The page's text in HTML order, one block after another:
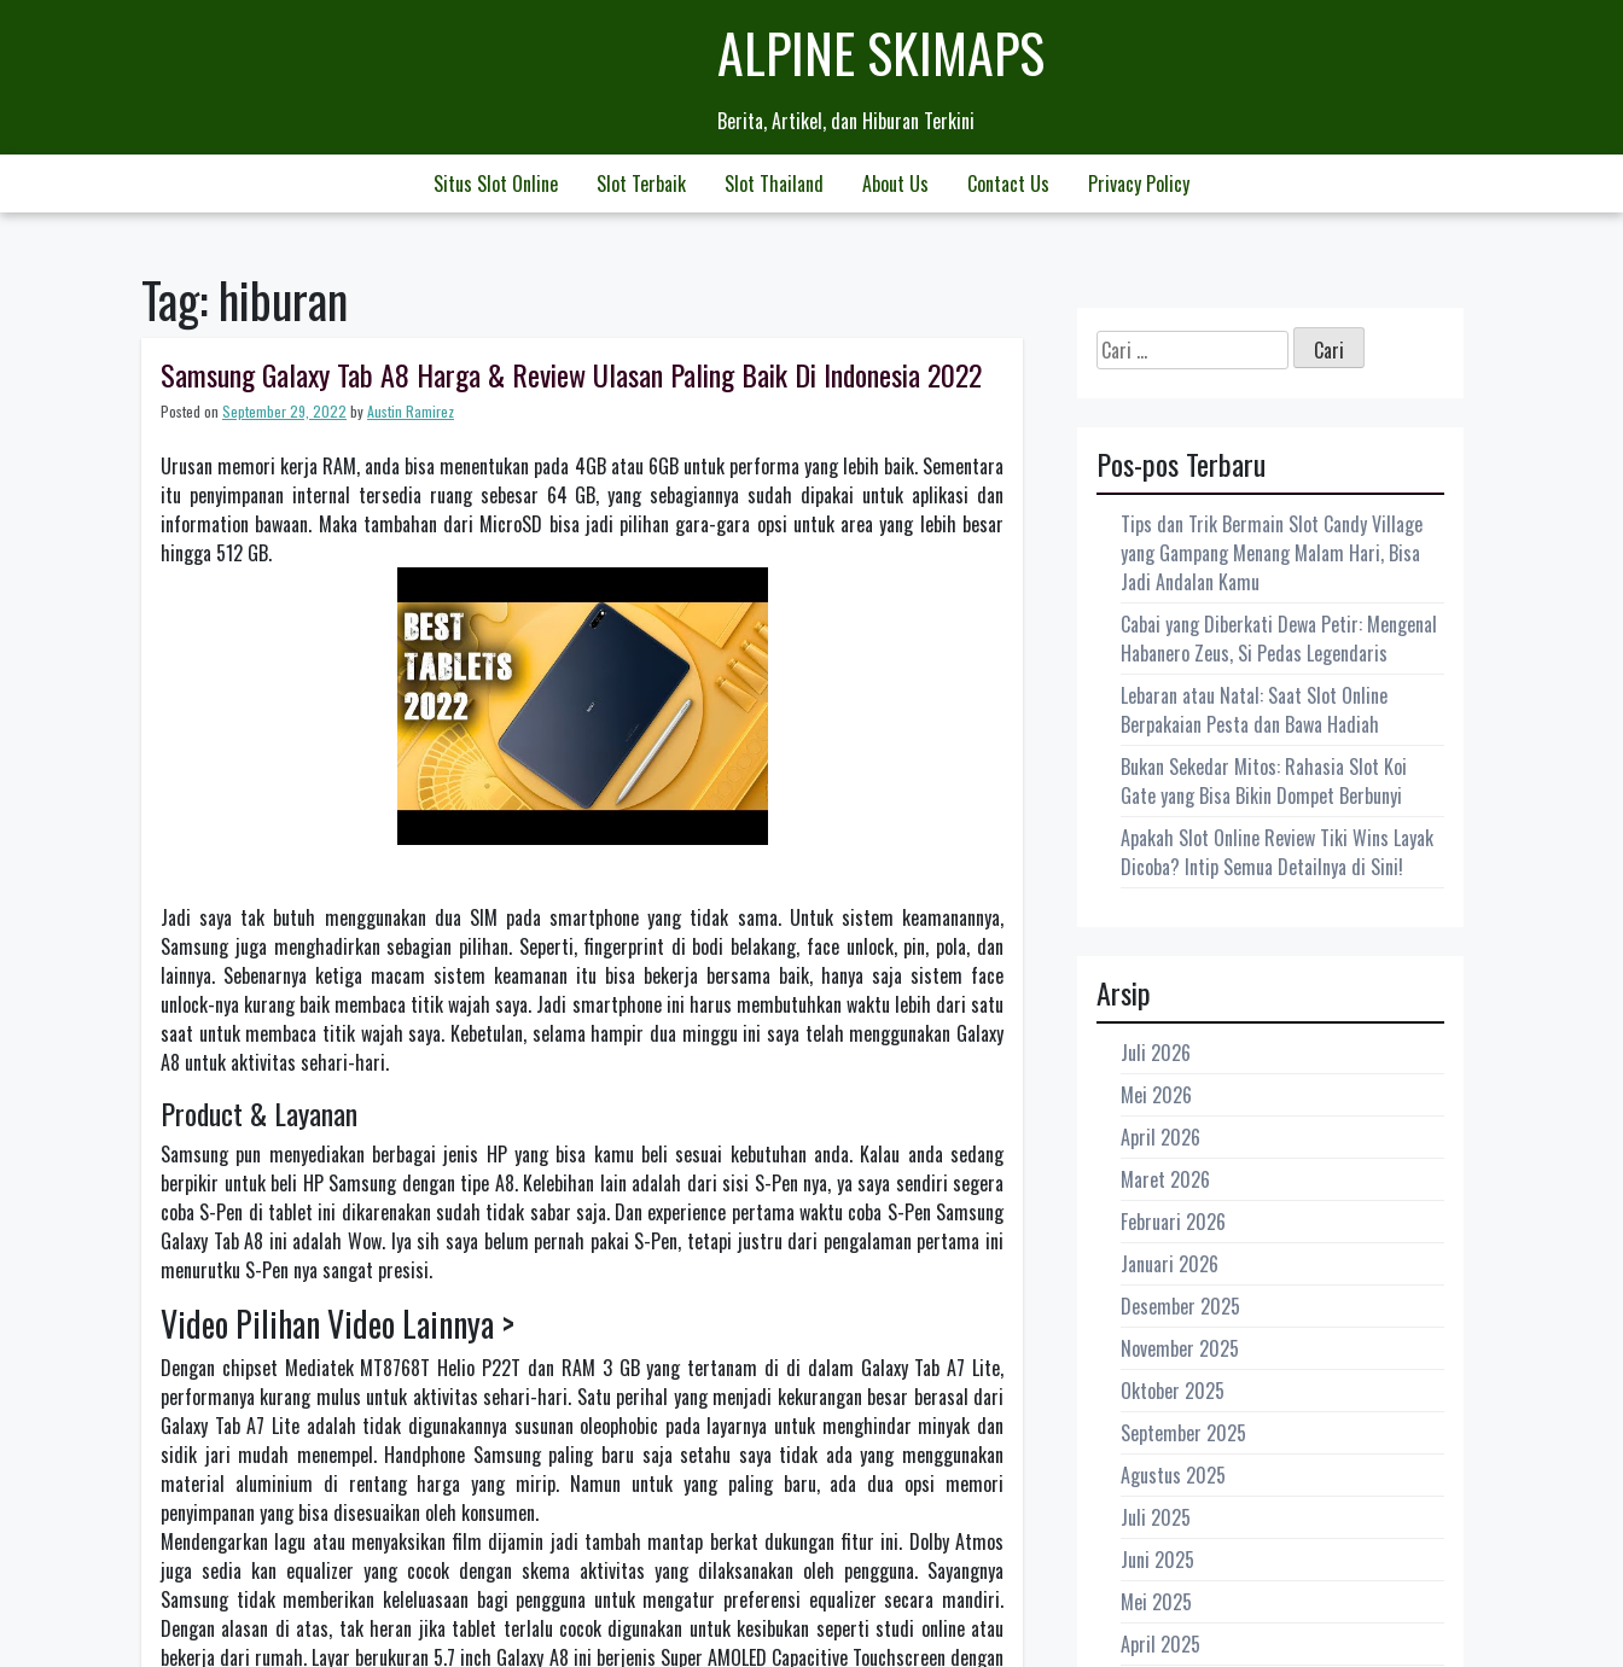
ALPINE SKIMAPS
Berita, Artikel, dan Hiburan Terkini
Situs Slot Online Slot Terbaik Slot Thailand About Us Contact Us Privacy Policy
Tag:hiburan
Samsung Galaxy Tab A8 Harga & Review Ulasan Paling Baik Di Indonesia 2022
Posted on September 29, 2022 byAustin Ramirez
Urusan memori kerja RAM, anda bisa menentukan pada 4GB atau 6GB untuk performa yang lebih baik. Sementara
itu penyimpanan internal tersedia ruang sebesar 64 GB, yang sebagiannya sudah dipakai untuk aplikasi dan
information bawaan. Maka tambahan dari MicroSD bisa jadi pilihan gara-gara opsi untuk area yang lebih besar
hingga 512 GB.
Jadi saya tak butuh menggunakan dua SIM pada smartphone yang tidak sama. Untuk sistem keamanannya,
Samsung juga menghadirkan sebagian pilihan. Seperti, fingerprint di bodi belakang, face unlock, pin, pola, dan
lainnya. Sebenarnya ketiga macam sistem keamanan itu bisa bekerja bersama baik, hanya saja sistem face
unlock-nya kurang baik membaca titik wajah saya. Jadi smartphone ini harus membutuhkan waktu lebih dari satu
saat untuk membaca titik wajah saya. Kebetulan, selama hampir dua minggu ini saya telah menggunakan Galaxy
A8 untuk aktivitas sehari-hari.
Product & Layanan
Samsung pun menyediakan berbagai jenis HP yang bisa kamu beli sesuai kebutuhan anda. Kalau anda sedang
berpikir untuk beli HP Samsung dengan tipe A8. Kelebihan lain adalah dari sisi S-Pen nya, ya saya sendiri segera
coba S-Pen di tablet ini dikarenakan sudah tidak sabar saja. Dan experience pertama waktu coba S-Pen Samsung
Galaxy Tab A8 ini adalah Wow. Iya sih saya belum pernah pakai S-Pen, tetapi justru dari pengalaman pertama ini
menurutku S-Pen nya sangat presisi.
Video Pilihan Video Lainnya >
Dengan chipset Mediatek MT8768T Helio P22T dan RAM 3 GB yang tertanam di di dalam Galaxy Tab A7 Lite,
performanya kurang mulus untuk aktivitas sehari-hari. Satu perihal yang menjadi kekurangan besar berasal dari
Galaxy Tab A7 Lite adalah tidak digunakannya susunan oleophobic pada layarnya untuk menghindar minyak dan
sidik jari mudah menempel. Handphone Samsung paling baru saja setahu saya tidak ada yang menggunakan
material aluminium di rentang harga yang mirip. Namun untuk yang paling baru, ada dua opsi memori
penyimpanan yang bisa disesuaikan oleh konsumen.
Mendengarkan lagu atau menyaksikan film dijamin jadi tambah mantap berkat dukungan fitur ini. Dolby Atmos
juga sedia kan equalizer yang cocok dengan skema aktivitas yang dilaksanakan oleh pengguna. Sayangnya
Samsung tidak memberikan keleluasaan bagi pengguna untuk mengatur preferensi equalizer secara mandiri.
Dengan alasan di atas, tak heran jika tablet terlalu cocok digunakan untuk kesibukan seperti studi online atau
bekerja dari rumah. Layar berukuran 5.7 inch Galaxy A8 ini berjenis Super AMOLED Capacitive Touchscreen dengan
Cari
untuk:
Pos-pos Terbaru
Tips dan Trik Bermain Slot Candy Village
yang Gampang Menang Malam Hari, Bisa
Jadi Andalan Kamu
Cabai yang Diberkati Dewa Petir: Mengenal
Habanero Zeus, Si Pedas Legendaris
Lebaran atau Natal: Saat Slot Online
Berpakaian Pesta dan Bawa Hadiah
Bukan Sekedar Mitos: Rahasia Slot Koi
Gate yang Bisa Bikin Dompet Berbunyi
Apakah Slot Online Review Tiki Wins Layak
Dicoba? Intip Semua Detailnya di Sini!
Arsip
Juli 2026
Mei 2026
April 2026
Maret 2026
Februari 2026
Januari 2026
Desember 2025
November 2025
Oktober 2025
September 2025
Agustus 2025
Juli 2025
Juni 2025
Mei 2025
April 2025